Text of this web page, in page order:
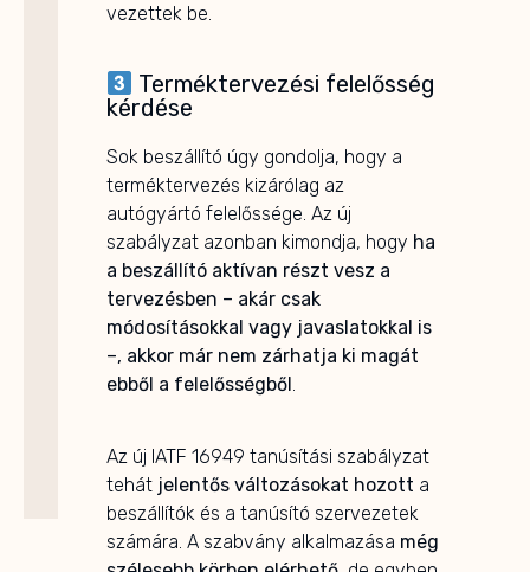
vezettek be.
Terméktervezési felelősség
kérdése
Sok beszállító úgy gondolja, hogy a
terméktervezés kizárólag az
autógyártó felelőssége. Az új
szabályzat azonban kimondja, hogy ha
a beszállító aktívan részt vesz a
tervezésben – akár csak
módosításokkal vagy javaslatokkal is
–, akkor már nem zárhatja ki magát
ebből a felelősségből
Az új IATF 16949 tanúsítási szabályzat
tehát jelentős változásokat hozott a
beszállítók és a tanúsító szervezetek
számára. A szabvány alkalmazása még